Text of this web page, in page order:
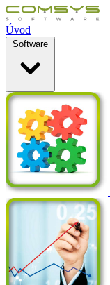
Úvod
Software